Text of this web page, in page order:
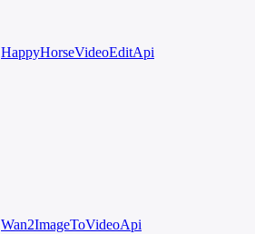
HappyHorseVideoEditApi
Wan2ImageToVideoApi